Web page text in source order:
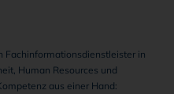
Fachinformationsdienstleister in
Human Resources und
aus einer Hand: